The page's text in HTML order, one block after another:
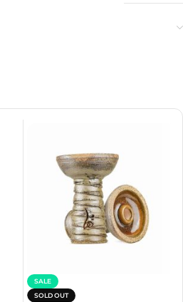
SALE
SOLD OUT